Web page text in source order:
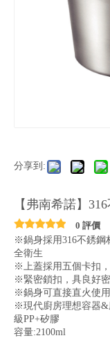
分享到:
【弗南希諾】
0 評價
※鍋身採用316不銹鋼
全衛生
※上蓋採用五個卡扣
※緊密鎖扣，具良好
※鍋身可直接直火使
※現代廚房理想容器&
級PP+矽膠
容量:2100ml